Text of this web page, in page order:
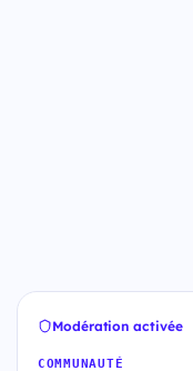
Modération activée
COMMUNAUTÉ